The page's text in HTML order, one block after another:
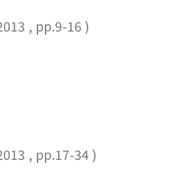
, pp.9-16 )
, pp.17-34)